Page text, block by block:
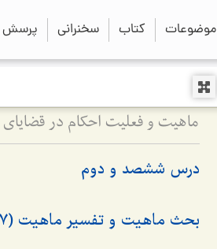
موضوعات کتاب سخنرانی پرسش
ماهیت و فعلیت احکام در
درس ششصد و دوم
بحث ماهیت و تفسیر ماهیت (7)